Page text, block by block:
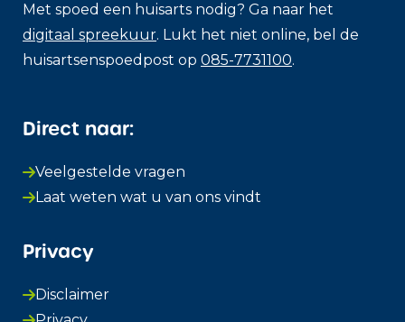
Met spoed een huisarts nodig? Ga naar het
digitaal spreekuur. Lukt het niet online, bel de
huisartsenspoedpost op 085-7731100.
Direct naar:
Veelgestelde vragen
Laat weten wat u van ons vindt
Privacy
Disclaimer